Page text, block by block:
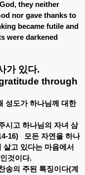
they neither
nor gave thanks to
became futile and
were darkened
가 있다.
through
성도가 하나님께
대한
시고 하나님의 자녀 삼
16) 모든 자연을 하나
살고 있다는 마음에서
것이다.
송의 주된 특징이다(계